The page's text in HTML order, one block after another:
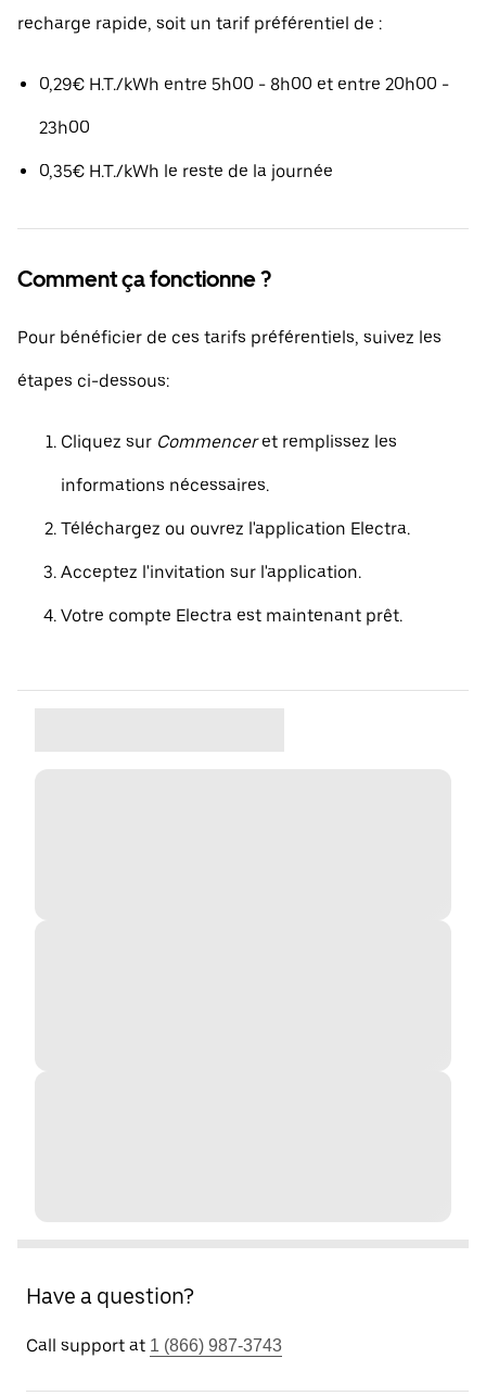
recharge rapide, soit un tarif préférentiel de :
0,29€ H.T./kWh entre 5h00 - 8h00 et entre 20h00 -
23h00
0,35€ H.T./kWh le reste de la journée
Comment ça fonctionne ?
Pour bénéficier de ces tarifs préférentiels, suivez les
étapes ci-dessous:
Cliquez sur Commenceret remplissez les
informations nécessaires.
Téléchargez ou ouvrez l'application Electra.
Acceptez l'invitation sur l'application.
Votre compte Electra est maintenant prêt.
Have a question?
Call support at 1 (866) 987-3743